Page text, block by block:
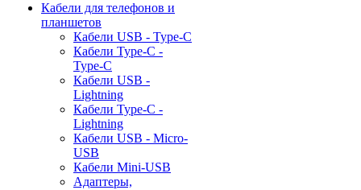
Кабели для телефонов и
планшетов
Кабели USB - Type-C
Кабели Type-C -
Type-C
Кабели USB -
Lightning
Кабели Type-C -
Lightning
Кабели USB - Micro-
USB
Кабели Mini-USB
Адаптеры,